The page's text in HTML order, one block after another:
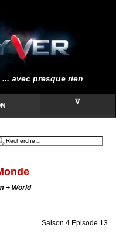
avec presque rien
∇
+ World
Saison 4 Episode 13